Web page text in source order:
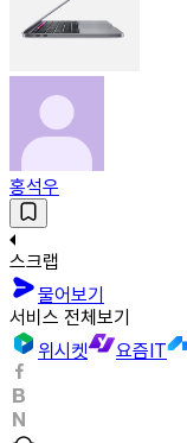
홍석우
스크랩
물어보기
서비스 전체보기
위시켓
요즘IT